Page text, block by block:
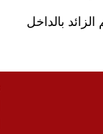
بالداخل